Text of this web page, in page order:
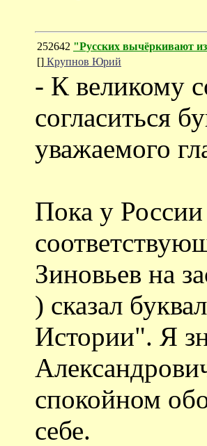
252642 "Русских вычёркивают
[] Крупнов Юрий
- К великому
согласиться
уважаемого
Пока у
Зиновьев на
) сказал
Истории". Я
спокойном
себе.